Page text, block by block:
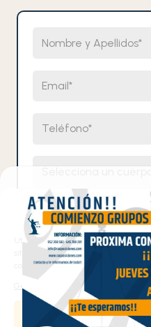
Gestionar el
de las cookies
Utilizamos cookies propias y de
sitio web y personalizar el
configurarlas según sus preferencias
Gestionar los servicios
Comentarios
He leído y acepto la
Alcalde Centro de